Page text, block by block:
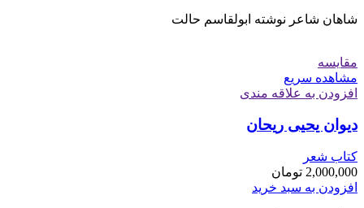
شاهان شاعر نوشته ابولقاسم حالت
مقایسه
مشاهده سریع
افزودن به علاقه مندی
دیوان یحیی ریحان
کتاب شعر
2,000,000 تومان
افزودن به سبد خرید